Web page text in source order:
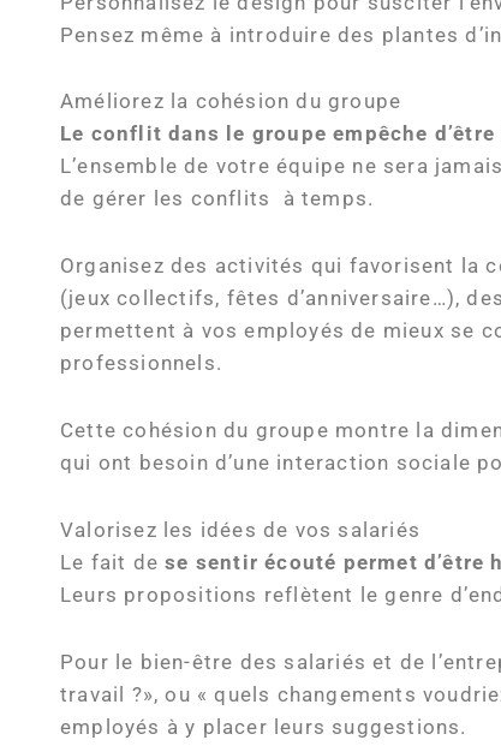
Pensez même à introduire des plantes
Améliorez la cohésion du groupe
Le conflit dans le groupe empêche d’être
L’ensemble de votre équipe ne sera
de gérer les conflits à temps.
Organisez des activités qui favorisent la
(jeux collectifs, fêtes d’anniversaire…),
permettent à vos employés de mieux se
professionnels.
Cette cohésion du groupe montre la
qui ont besoin d’une interaction sociale
Valorisez les idées de vos salariés
Le fait de se sentir écouté permet d’être
Leurs propositions reflètent le genre
Pour le bien-être des salariés et de
travail ?», ou « quels changements
employés à y placer leurs suggestions.